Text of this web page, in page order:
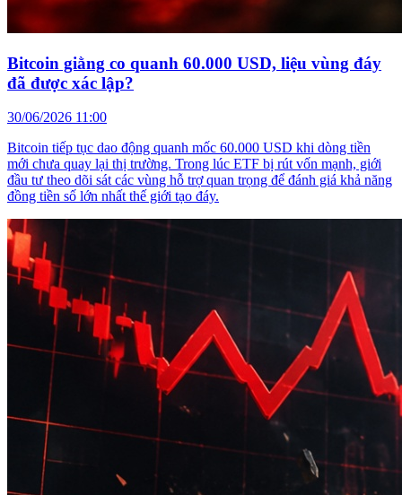
Bitcoin giằng co quanh 60.000 USD, liệu vùng đáy
đã được xác lập?
30/06/2026 11:00
Bitcoin tiếp tục dao động quanh mốc 60.000 USD khi dòng tiền
mới chưa quay lại thị trường. Trong lúc ETF bị rút vốn mạnh, giới
đầu tư theo dõi sát các vùng hỗ trợ quan trọng để đánh giá khả năng
đồng tiền số lớn nhất thế giới tạo đáy.